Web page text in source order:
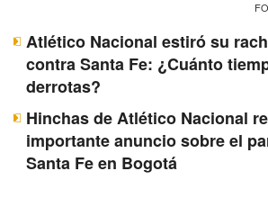
Atlético Nacional estiró su
contra Santa Fe: ¿Cuánto
derrotas?
Hinchas de Atlético Nacional
importante anuncio sobre el
Santa Fe en Bogotá